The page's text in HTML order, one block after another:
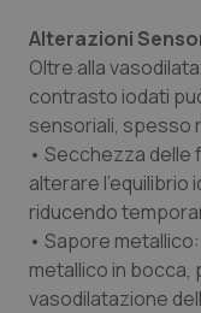
Quotidiano
Rene &
Salute orale
Sangue &
Alterazioni
Oltre alla
contrasto iodati
sensoriali, spesso
• Secchezza delle
alterare l’equilibrio
riducendo
• Sapore
metallico in bocca,
vasodilatazione